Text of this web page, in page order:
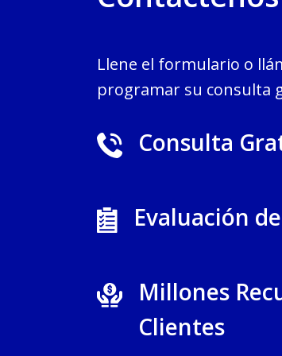
Llene el formulario o
programar su consulta
Consulta
Evaluación
Millones
Clientes